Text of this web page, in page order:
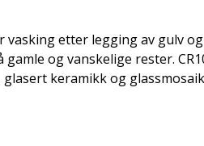
vasking etter legging av gulv og
og vanskelige rester.
keramikk og